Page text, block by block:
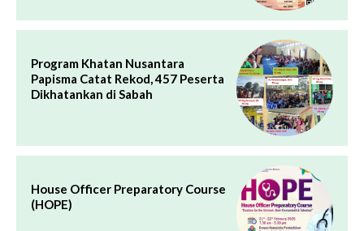
Program Khatan Nusantara
Papisma Catat Rekod, 457 Peserta
Dikhatankan di Sabah
House Officer Preparatory Course
(HOPE)